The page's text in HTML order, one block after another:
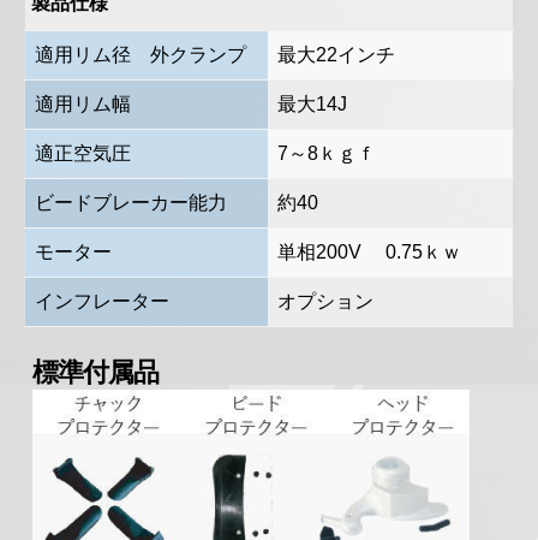
適用リム径 外クランプ 最大22インチ
適用リム幅 最大14J
適正空気圧 7～8ｋｇｆ
ビードブレーカー能力 約40
モーター 単相200V 0.75ｋｗ
インフレーター オプション
標準付属品